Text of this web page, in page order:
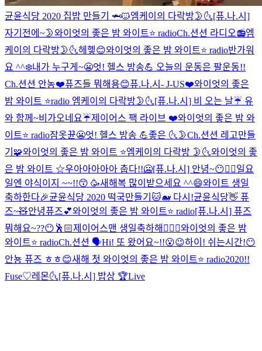
균윤식당 2020 집밥 만들기 🦈🐱엠케이의 다락방🌛🌜[퓨.나.시]
자기전에~🌛와이엇의 좋은 밤 와이트⭐️ radioCh.션션 라디오📻엠
케이의 다락방🌛🌜헤헿😊와이엇의 좋은 밤 와이트⭐️ radio반가워
요 ^^❄️내가 누구게~😬엇! 헬스 방송💪 오늘의 운동은 팔운동!!
Ch.션션 안농❤️퓨즈들 뭐해용😊퓨.나.시- J-US❤️와이엇의 좋은
밤 와이트 ⭐️radio 엠케이의 다락방🌛🌜[퓨.나.시] 비 오는 날☔️ 유
와 함께~비가오네요☔️제이어스 팩 라이브 ❤️와이엇의 좋은 밤 와
이트⭐️ radio잠옷뀬😬엇! 헬스 방송 💪좋은 🌜🌛Ch.션션 레고만들
기🧩와이엇의 좋은 밤 와이트 ⭐️엠케이의 다락방 🌛🌜와이엇의 좋
은 밤 와이트 ☆우아아아아아 춥다!!🥶[퓨.나.시] 안녕~😶✌🏻일요
일엔 야식이지 ~~!!😙 🥳새해복 많이받으세요 ^^😄와이트 생일
축하한다🎉균윤식당 2020 떡국만들기🐱🐋 다시!균윤식당👋 퓨
즈~🧸안녕퓨즈💕와이엇의 좋은 밤 와이트⭐️ radio[퓨.나.시] 퓨즈
뭐해요~??😶🕺🏻제이어스맨 생일축하해👨‍❤️‍👨와이엇의 좋은 밤
와이트⭐️ radioCh.션션 🗣Hi! 또 왔어요~!!😮😉하이! 쉬는시간!😶
안뇽 퓨즈 ㅎㅎ😊새해 첫 와이엇의 좋은 밤 와이트⭐️ radio2020!!
Fuse♡레몬🌜[퓨.나.시] 밥상 🏆Live